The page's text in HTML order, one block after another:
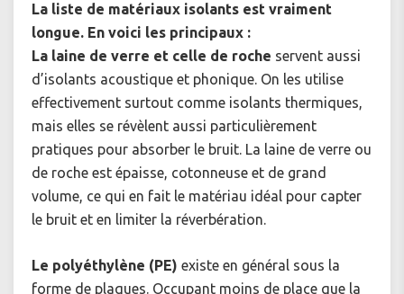
La liste de matériaux isolants est vraiment
longue. En voici les principaux :
La laine de verre et celle de roche servent aussi
d’isolants acoustique et phonique. On les utilise
effectivement surtout comme isolants thermiques,
mais elles se révèlent aussi particulièrement
pratiques pour absorber le bruit. La laine de verre ou
de roche est épaisse, cotonneuse et de grand
volume, ce qui en fait le matériau idéal pour capter
le bruit et en limiter la réverbération.
Le polyéthylène (PE) existe en général sous la
forme de plaques. Occupant moins de place que la